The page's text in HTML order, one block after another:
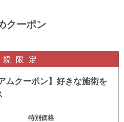
クーポン
規限定
ムクーポン】好きな施術を
特別価格